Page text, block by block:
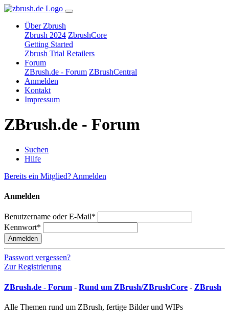
Über Zbrush
Zbrush 2024 ZbrushCore
Getting Started
Zbrush Trial Retailers
Forum
ZBrush.de - Forum ZBrushCentral
Anmelden
Kontakt
Impressum
ZBrush.de - Forum
Suchen
Hilfe
Bereits ein Mitglied? Anmelden
Anmelden
Benutzername oder E-Mail*
Kennwort*
Anmelden
Passwort vergessen?
Zur Registrierung
ZBrush.de - Forum - Rund um ZBrush/ZBrushCore - ZBrush
Alle Themen rund um ZBrush, fertige Bilder und WIPs